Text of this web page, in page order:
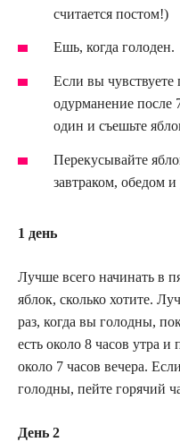
считается постом!)
Ешь, когда голоден.
Если вы
одурманение после
один и съешьте
Перекусывайте
завтраком, обедом
1 день
Лучше всего начинать в
яблок, сколько хотите.
раз, когда вы голодны,
есть около 8 часов утра
около 7 часов вечера.
голодны, пейте горячий
День 2